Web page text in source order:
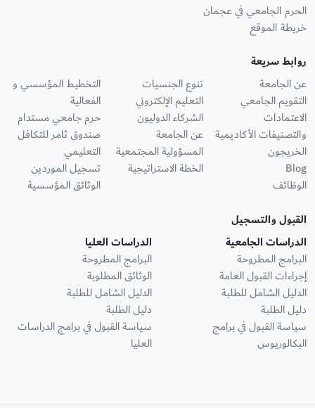
الحرم الجامعي في عجمان
خريطة الموقع
روابط سريعة
عن الجامعة
التقويم الجامعي
الاعتمادات
والتصنيفات الأكاديمية
الخريجون
Blog
الوظائف
تنوع الجنسيات
التعليم الإلكتروني
الشركاء الدوليون
عن الجامعة
المسؤولية المجتمعية
الخطة الاستراتيجية
التخطيط المؤسسي و
الفعالية
حرم جامعي مستدام
صندوق ثامر للتكافل
التعليمي
تسجيل الموردين
الوثائق المؤسسية
القبول والتسجيل
الدراسات الجامعية
البرامج المطروحة
إجراءات القبول العامة
الدليل الشامل للطلبة
دليل الطلبة
سياسة القبول في برامج
البكالوريوس
الدراسات العليا
البرامج المطروحة
الوثائق المطلوبة
الدليل الشامل للطلبة
دليل الطلبة
سياسة القبول في برامج الدراسات
العليا